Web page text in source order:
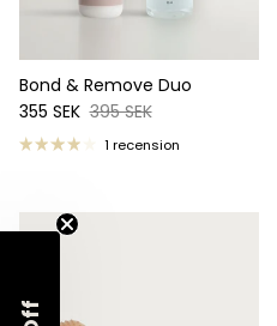
Bond & Remove Duo
Reapris
355 SEK Ordinarie pris
395 SEK
1 recension